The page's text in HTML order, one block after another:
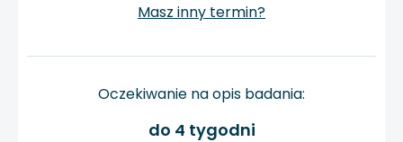
Masz inny termin?
Oczekiwanie na opis badania:
do 4 tygodni